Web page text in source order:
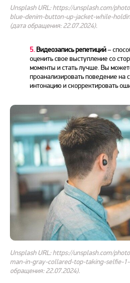
Unsplash URL: https://unsplash.com/
blue-denim-button-up-jacket-while-
(дата обращения: 22.07.2024).
5. Видеозапись репетиций–
оценить свое выступление со
моменты и стать лучше. Вы
проанализировать поведение на
интонацию и скорректировать
Unsplash URL: https://unsplash.com/
man-in-gray-collared-top-taking-selfie-1-
обращения: 22.07.2024).